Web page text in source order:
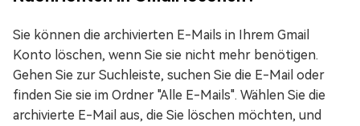
Sie können die archivierten E-Mails in Ihrem Gmail
Konto löschen, wenn Sie sie nicht mehr benötigen.
Gehen Sie zur Suchleiste, suchen Sie die E-Mail oder
finden Sie sie im Ordner "Alle E-Mails". Wählen Sie die
archivierte E-Mail aus, die Sie löschen möchten, und